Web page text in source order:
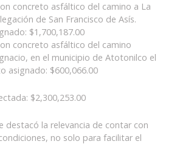
concreto asfáltico del camino a La
de San Francisco de Asís.
$1,700,187.00
concreto asfáltico del camino
en el municipio de Atotonilco el
asignado: $600,066.00
$2,300,253.00
destacó la relevancia de contar con
no solo para facilitar el